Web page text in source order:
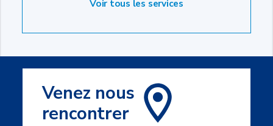
Voir tous les services
Venez nous
rencontrer